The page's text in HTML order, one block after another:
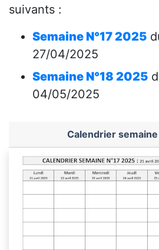
suivants :
Semaine N°17 2025
27/04/2025
Semaine N°18 2025
04/05/2025
Calendrier